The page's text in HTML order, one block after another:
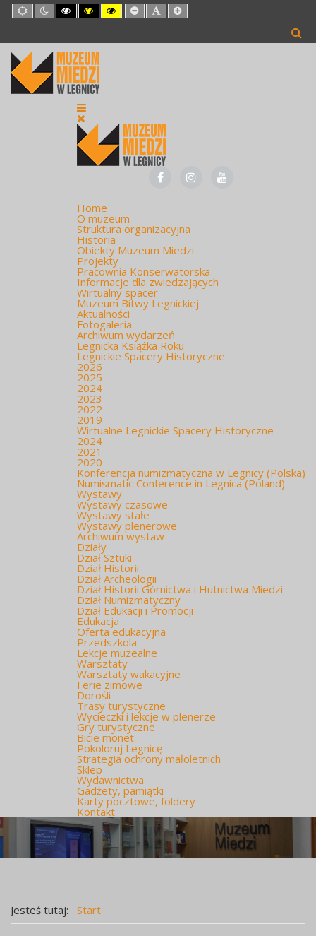
Default
mode
Night
mode
High
Contrast
mode
High
Contrast
mode
High
Contrast
mode
Set
Smaller
Set
Default
Set
Larger
Home
O muzeum
Struktura organizacyjna
Historia
Obiekty Muzeum Miedzi
Projekty
Pracownia Konserwatorska
Informacje dla zwiedzających
Wirtualny spacer
Muzeum Bitwy Legnickiej
Aktualności
Fotogaleria
Archiwum wydarzeń
Legnicka Książka Roku
Legnickie Spacery Historyczne
2026
2025
2024
2023
2022
2019
Wirtualne Legnickie Spacery Historyczne
2024
2021
2020
Konferencja numizmatyczna w Legnicy (Polska)
Numismatic Conference in Legnica (Poland)
Wystawy
Wystawy czasowe
Wystawy stałe
Wystawy plenerowe
Archiwum wystaw
Działy
Dział Sztuki
Dział Historii
Dział Archeologii
Dział Historii Górnictwa i Hutnictwa Miedzi
Dział Numizmatyczny
Dział Edukacji i Promocji
Edukacja
Oferta edukacyjna
Przedszkola
Lekcje muzealne
Warsztaty
Warsztaty wakacyjne
Ferie zimowe
Dorośli
Trasy turystyczne
Wycieczki i lekcje w plenerze
Gry turystyczne
Bicie monet
Pokoloruj Legnicę
Strategia ochrony małoletnich
Sklep
Wydawnictwa
Gadżety, pamiątki
Karty pocztowe, foldery
Kontakt
Jesteś tutaj: Start